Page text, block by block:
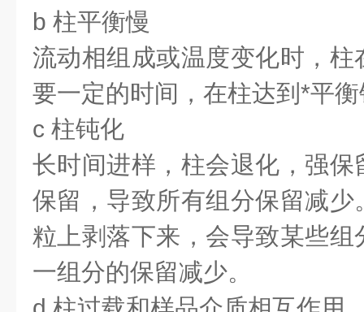
b 柱平衡慢
流动相组成或温度变化时，
要一定的时间，在柱达到*平
c 柱钝化
长时间进样，柱会退化，强
保留，导致所有组分保留减
粒上剥落下来，会导致某些
一组分的保留减少。